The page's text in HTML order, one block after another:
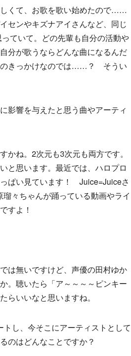
くて、お歌を歌い始めたので……
センやキズナアイさんなど、同じ
ていて。どの先輩も自分の活動や
分が歌うならどんな曲になるんだ
のきっかけなのでは……？ そうい
影響を与えたと思う曲やアーティ
かね。2次元も3次元も両方です。
と思います。最近では、ハロプロ
ぱい見ています！ Juice=Juiceさ
々ちゃんが踊っている動画やライ
すよ！
は無いですけど、声優の田村ゆか
。聴いたら「ア～～～～ピンキー
らいいなと思いますね。
し、今そこにアーティストとして
のはどんなことですか？